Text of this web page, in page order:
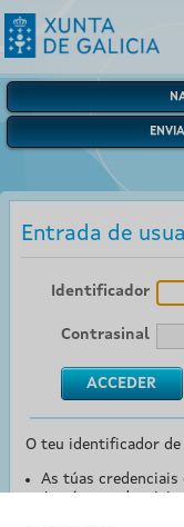
Entrada de
Identificador
Contrasinal
O teu identificador de
As túas credenciais